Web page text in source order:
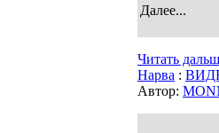
Далее...
Читать
Нарва :
Автор: